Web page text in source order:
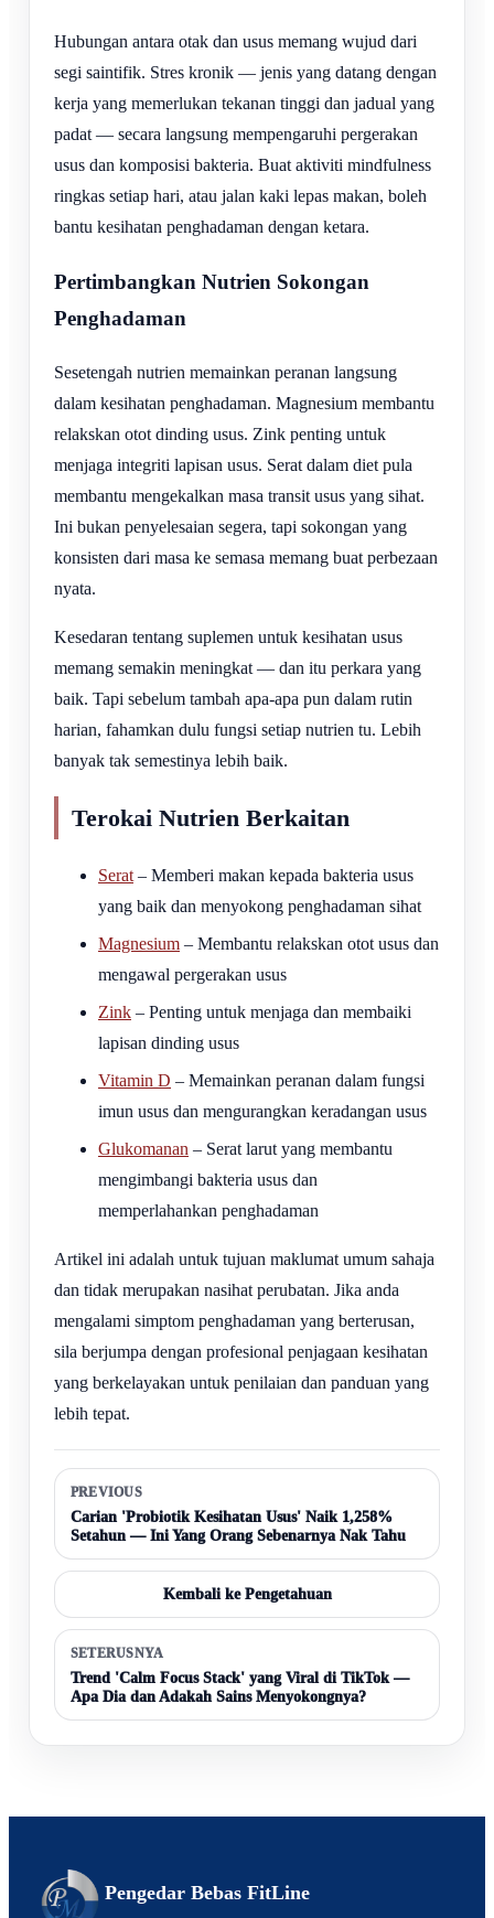
Hubungan antara otak dan usus memang wujud dari
segi saintifik. Stres kronik — jenis yang datang dengan
kerja yang memerlukan tekanan tinggi dan jadual yang
padat — secara langsung mempengaruhi pergerakan
usus dan komposisi bakteria. Buat aktiviti mindfulness
ringkas setiap hari, atau jalan kaki lepas makan, boleh
bantu kesihatan penghadaman dengan ketara.
Pertimbangkan Nutrien Sokongan
Penghadaman
Sesetengah nutrien memainkan peranan langsung
dalam kesihatan penghadaman. Magnesium membantu
relakskan otot dinding usus. Zink penting untuk
menjaga integriti lapisan usus. Serat dalam diet pula
membantu mengekalkan masa transit usus yang sihat.
Ini bukan penyelesaian segera, tapi sokongan yang
konsisten dari masa ke semasa memang buat perbezaan
nyata.
Kesedaran tentang suplemen untuk kesihatan usus
memang semakin meningkat — dan itu perkara yang
baik. Tapi sebelum tambah apa-apa pun dalam rutin
harian, fahamkan dulu fungsi setiap nutrien tu. Lebih
banyak tak semestinya lebih baik.
Terokai Nutrien Berkaitan
Serat – Memberi makan kepada bakteria usus
yang baik dan menyokong penghadaman sihat
Magnesium – Membantu relakskan otot usus dan
mengawal pergerakan usus
Zink – Penting untuk menjaga dan membaiki
lapisan dinding usus
Vitamin D – Memainkan peranan dalam fungsi
imun usus dan mengurangkan keradangan usus
Glukomanan – Serat larut yang membantu
mengimbangi bakteria usus dan
memperlahankan penghadaman
Artikel ini adalah untuk tujuan maklumat umum sahaja
dan tidak merupakan nasihat perubatan. Jika anda
mengalami simptom penghadaman yang berterusan,
sila berjumpa dengan profesional penjagaan kesihatan
yang berkelayakan untuk penilaian dan panduan yang
lebih tepat.
PREVIOUS
Carian 'Probiotik Kesihatan Usus' Naik 1,258%
Setahun — Ini Yang Orang Sebenarnya Nak Tahu
Kembali ke Pengetahuan
SETERUSNYA
Trend 'Calm Focus Stack' yang Viral di TikTok —
Apa Dia dan Adakah Sains Menyokongnya?
Pengedar Bebas FitLine